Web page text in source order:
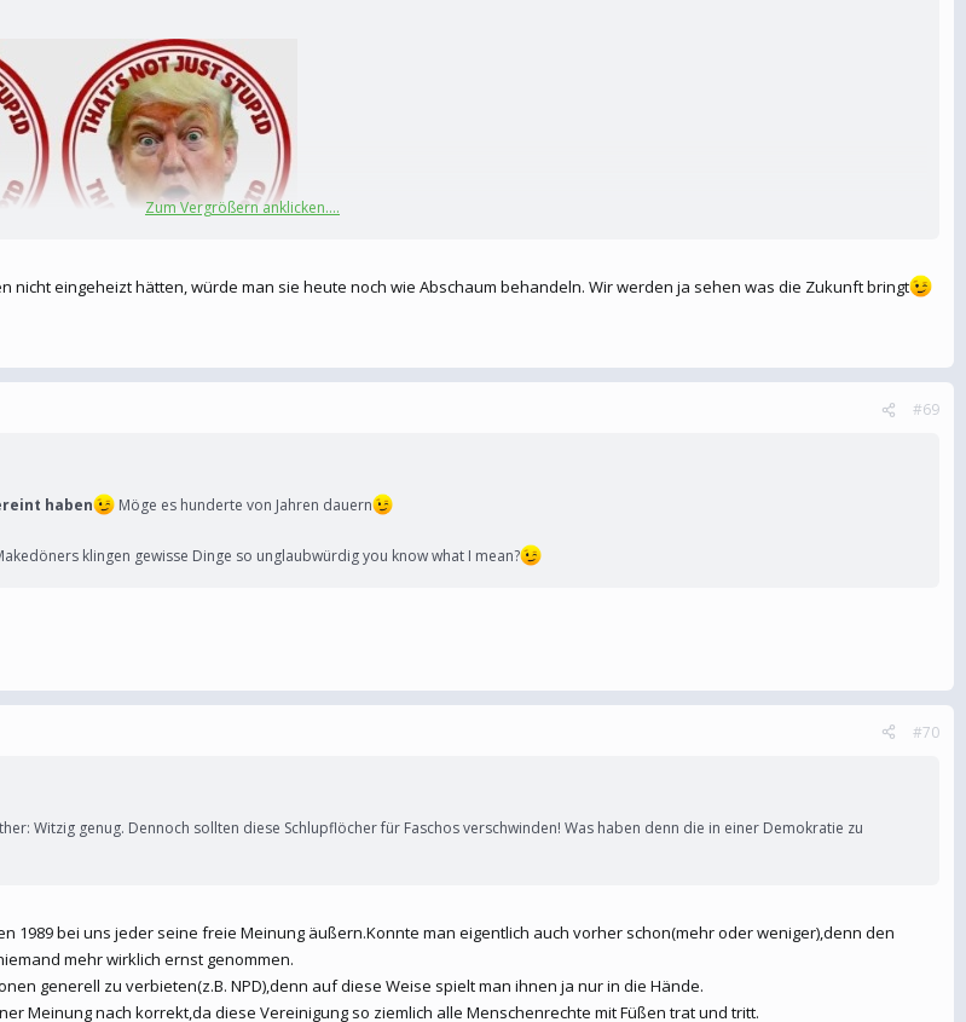
Kopf eingemeiselt wurden...tust mir leid Kleiner...:angry7:
Zum Vergrößern anklicken....
nicht eingeheizt hätten, würde man sie heute noch wie Abschaum behandeln. Wir werden ja sehen was die Zukunft bringt
#69
haben
Möge es hunderte von Jahren dauern
klingen gewisse Dinge so unglaubwürdig you know what I mean?
#70
Witzig genug. Dennoch sollten diese Schlupflöcher für Faschos verschwinden! Was haben denn die in einer Demokratie zu
1989 bei uns jeder seine freie Meinung äußern.Konnte man eigentlich auch vorher schon(mehr oder weniger),denn den
mehr wirklich ernst genommen.
generell zu verbieten(z.B. NPD),denn auf diese Weise spielt man ihnen ja nur in die Hände.
Meinung nach korrekt,da diese Vereinigung so ziemlich alle Menschenrechte mit Füßen trat und tritt.